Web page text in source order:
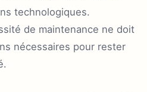
technologiques.
de maintenance ne doit
nécessaires pour rester